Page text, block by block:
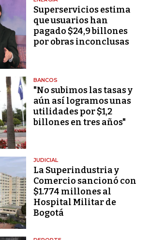
Superservicios estima
que usuarios han
pagado $24,9 billones
por obras inconclusas
BANCOS
"No subimos las tasas y
aún así logramos unas
utilidades por $1,2
billones en tres años"
JUDICIAL
La Superindustria y
Comercio sancionó con
$1.774 millones al
Hospital Militar de
Bogotá